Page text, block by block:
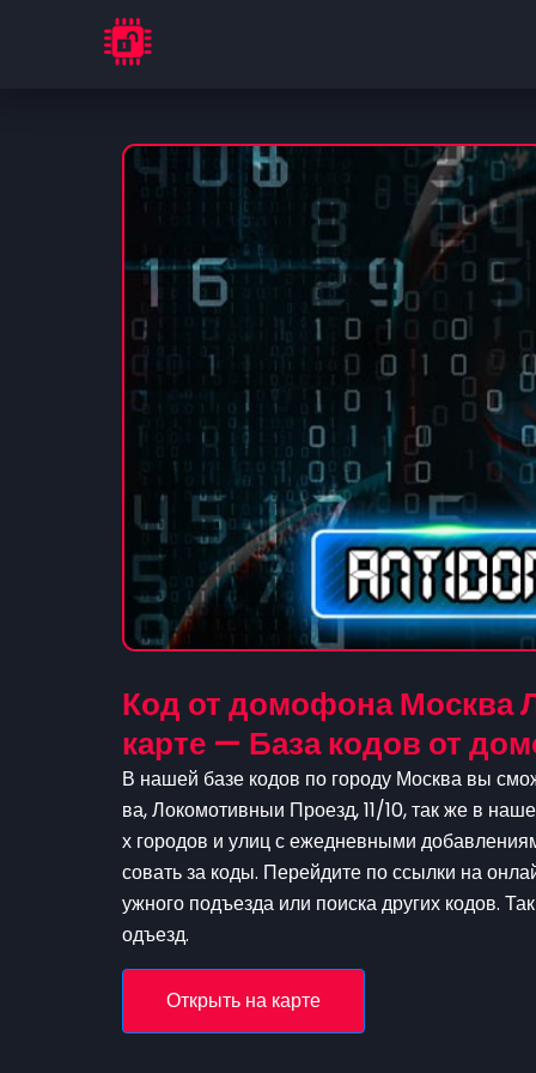
Код от домофона Москва
карте — База кодов от
В нашей базе кодов по городу Москва вы
ва, Локомотивныи Проезд, 11/10, так же в
х городов и улиц с ежедневными
совать за коды. Перейдите по ссылки на
ужного подъезда или поиска других кодов.
одъезд.
Открыть на карте